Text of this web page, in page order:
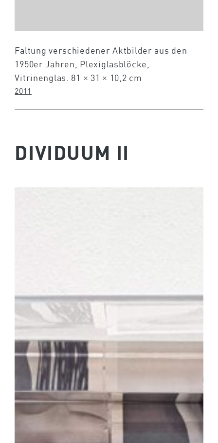
Faltung verschiedener Aktbilder aus den
1950er Jahren, Plexiglasblöcke,
Vitrinenglas. 81 × 31 × 10,2 cm
2011
DIVIDUUM II